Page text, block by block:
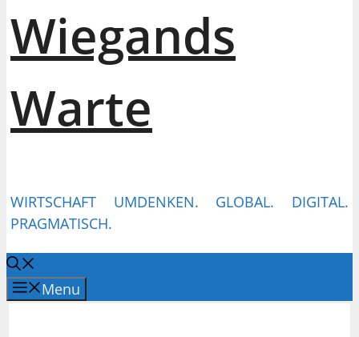
Wiegands
Warte
WIRTSCHAFT UMDENKEN. GLOBAL. DIGITAL.
PRAGMATISCH.
Menu